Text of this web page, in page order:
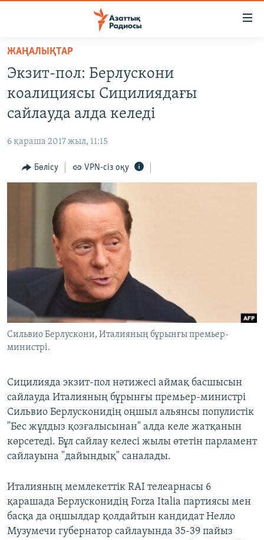
Skip
main
content
main
Navigation
to
AZATTYQTV
АДАМ ҚҰҚЫҚТАРЫ
ӘЛЕУМЕТ
АРНАЙЫ ЖОБАЛАР
ЖАЗЫЛЫҢЫЗ
Басқа тілдерде
ЖАҢАЛЫҚТАР
Экзит-пол: Берлускони
коалициясы Сицилиядағы
сайлауда алда келеді
6 қараша 2017 жыл, 11:15
Бөлісу VPN-сіз оқу
Сильвио Берлускони, Италияның бұрынғы премьер-
министрі.
Сицилияда экзит-пол нәтижесі аймақ басшысын
сайлауда Италияның бұрынғы премьер-министрі
Сильвио Берлусконидің оңшыл альянсы популистік
"Бес жұлдыз қозғалысынан" алда келе жатқанын
көрсетеді. Бұл сайлау келесі жылы өтетін парламент
сайлауына "дайындық" саналады.
Италияның мемлекеттік RAI телеарнасы 6
қарашада Берлусконидің Forza Italia партиясы мен
басқа да оңшылдар қолдайтын кандидат Нелло
Музумечи губернатор сайлауында 35-39 пайыз